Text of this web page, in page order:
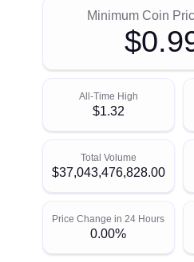
Minimum Coin
All-Time High
$1.32
Total Volume
$37,043,476,828.00
Price Change in 24 Hours
0.00%